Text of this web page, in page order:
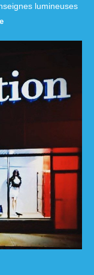
lumineuses